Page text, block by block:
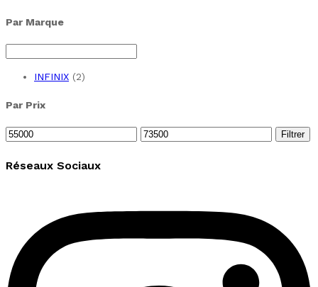
Par Marque
INFINIX (2)
Par Prix
Prix
Prix
Filtrer
Réseaux Sociaux